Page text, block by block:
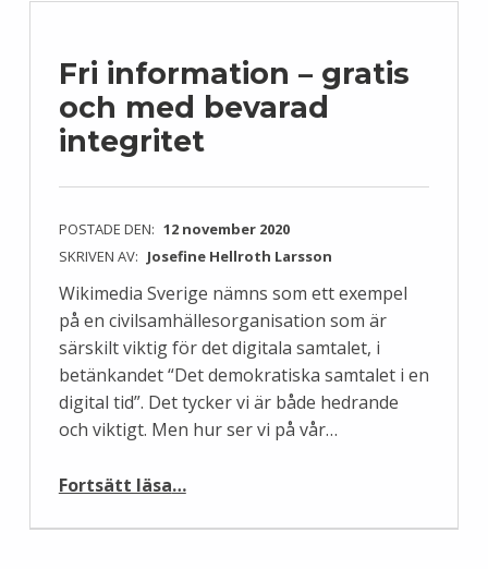
Fri information – gratis
och med bevarad
integritet
POSTADE DEN: 12 november 2020
SKRIVEN AV: Josefine Hellroth Larsson
Wikimedia Sverige nämns som ett exempel
på en civilsamhällesorganisation som är
särskilt viktig för det digitala samtalet, i
betänkandet “Det demokratiska samtalet i en
digital tid”. Det tycker vi är både hedrande
och viktigt. Men hur ser vi på vår…
Fortsätt läsa“Fri information – gratis och med bevarad integritet”
…